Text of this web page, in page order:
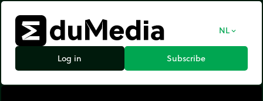
NL expand_more
Log in Subscribe